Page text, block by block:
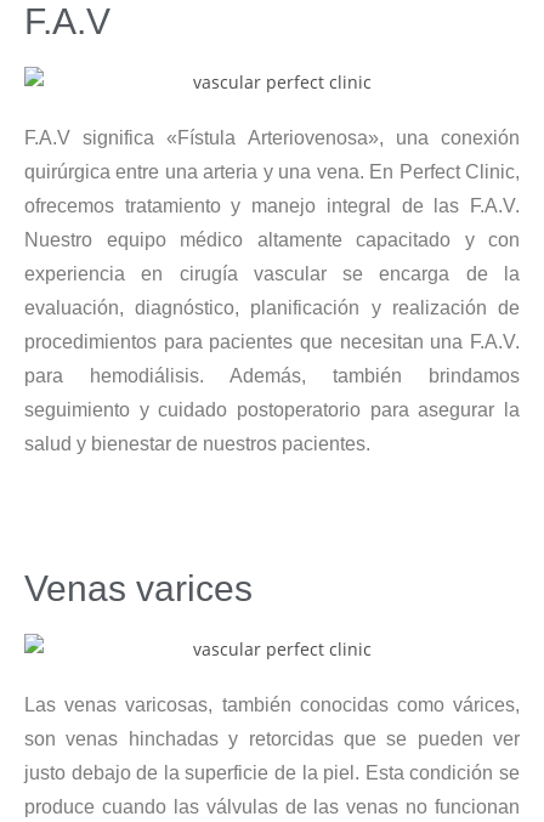
F.A.V
F.A.V significa «Fístula Arteriovenosa», una conexión
quirúrgica entre una arteria y una vena. En Perfect Clinic,
ofrecemos tratamiento y manejo integral de las F.A.V.
Nuestro equipo médico altamente capacitado y con
experiencia en cirugía vascular se encarga de la
evaluación, diagnóstico, planificación y realización de
procedimientos para pacientes que necesitan una F.A.V.
para hemodiálisis. Además, también brindamos
seguimiento y cuidado postoperatorio para asegurar la
salud y bienestar de nuestros pacientes.
Venas varices
Las venas varicosas, también conocidas como várices,
son venas hinchadas y retorcidas que se pueden ver
justo debajo de la superficie de la piel. Esta condición se
produce cuando las válvulas de las venas no funcionan